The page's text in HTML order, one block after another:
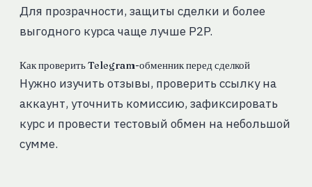
Для прозрачности, защиты сделки и более
выгодного курса чаще лучше P2P.
Как проверить Telegram-обменник перед сделкой
Нужно изучить отзывы, проверить ссылку на
аккаунт, уточнить комиссию, зафиксировать
курс и провести тестовый обмен на небольшой
сумме.